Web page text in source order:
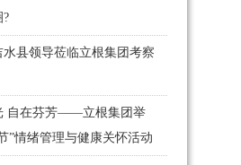
?
水县领导莅临立根集团考察
自在芬芳——立根集团举
”情绪管理与健康关怀活动